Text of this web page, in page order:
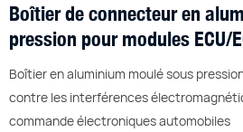
Boîtier de connecteur en
pression pour modules ECU/
Boîtier en aluminium moulé sous
contre les interférences
commande électroniques automobiles